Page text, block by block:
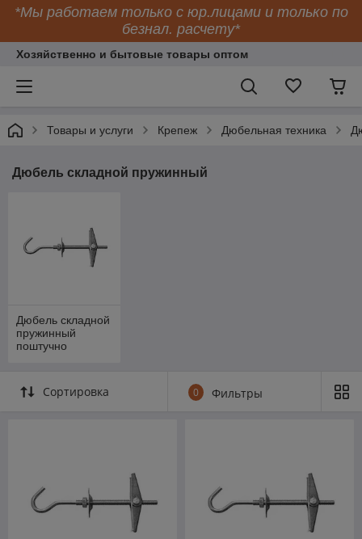
*Мы работаем только с юр.лицами и только по
безнал. расчету*
Хозяйственно и бытовые товары оптом
Товары и услуги Крепеж Дюбельная техника
Дюбель складной пружинный
Дюбель складной
пружинный
поштучно
Сортировка 0 Фильтры